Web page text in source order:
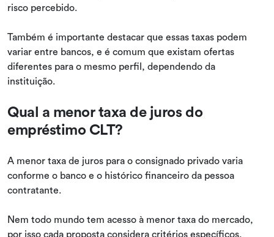
risco percebido.
Também é importante destacar que essas taxas podem
variar entre bancos, e é comum que existam ofertas
diferentes para o mesmo perfil, dependendo da
instituição.
Qual a menor taxa de juros do
empréstimo CLT?
A menor taxa de juros para o consignado privado varia
conforme o banco e o histórico financeiro da pessoa
contratante.
Nem todo mundo tem acesso à menor taxa do mercado,
por isso cada proposta considera critérios específicos,